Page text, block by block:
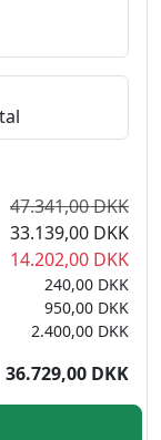
47.341,00 DKK
33.139,00 DKK
14.202,00 DKK
240,00 DKK
950,00 DKK
2.400,00 DKK
36.729,00 DKK